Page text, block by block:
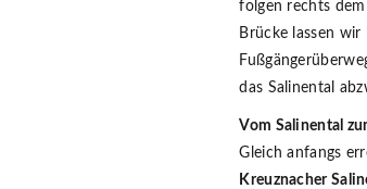
folgen rechts
Brücke lassen
das Salinental
Vom Salinental
Gleich anfangs
Kreuznacher